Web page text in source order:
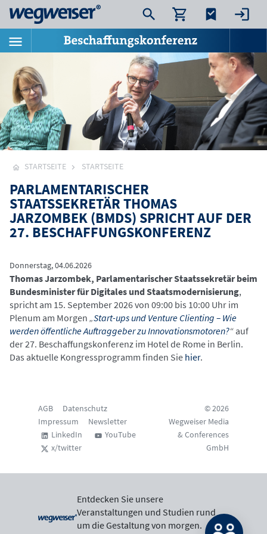
STARTSEITE STARTSEITE
PARLAMENTARISCHER
STAATSSEKRETÄR THOMAS
JARZOMBEK (BMDS) SPRICHT AUF DER
27. BESCHAFFUNGSKONFERENZ
Donnerstag, 04.06.2026
Thomas Jarzombek, Parlamentarischer Staatssekretär beim
Bundesminister für Digitales und Staatsmodernisierung,
spricht am 15. September 2026 von 09:00 bis 10:00 Uhr im
Plenum am Morgen „Start-ups und Venture Clienting – Wie
werden öffentliche Auftraggeber zu Innovationsmotoren?“ auf
der 27. Beschaffungskonferenz im Hotel de Rome in Berlin.
Das aktuelle Kongressprogramm finden Sie hier.
AGB
Datenschutz
Impressum
Newsletter
LinkedIn
YouTube
x/twitter
© 2026
Wegweiser Media
& Conferences
GmbH
Entdecken Sie unsere
Veranstaltungen und Studien rund
um die Gestaltung von morgen.